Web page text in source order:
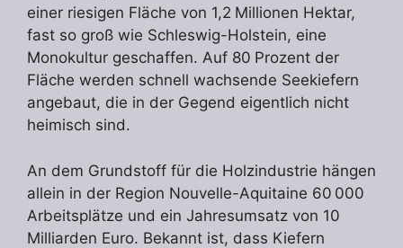
einer riesigen Fläche von 1,2 Millionen Hektar,
fast so groß wie Schleswig-Holstein, eine
Monokultur geschaffen. Auf 80 Prozent der
Fläche werden schnell wachsende Seekiefern
angebaut, die in der Gegend eigentlich nicht
heimisch sind.
An dem Grundstoff für die Holzindustrie hängen
allein in der Region Nouvelle-Aquitaine 60 000
Arbeitsplätze und ein Jahresumsatz von 10
Milliarden Euro. Bekannt ist, dass Kiefern